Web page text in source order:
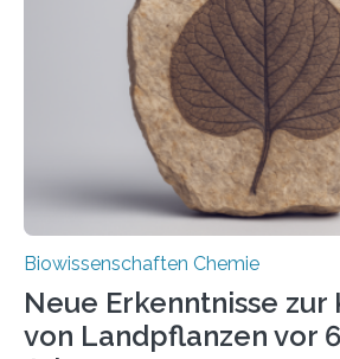
peroxisomalen Proteintransports in
Saccharomyces cerevisiae
Funktionsfähigkeit der Organellen
Studie wurde am 28. Oktober 2025
Fachzeitschrift…
Biowissenschaften Chemie
Neue Erkenntnisse
von Landpflanzen vor